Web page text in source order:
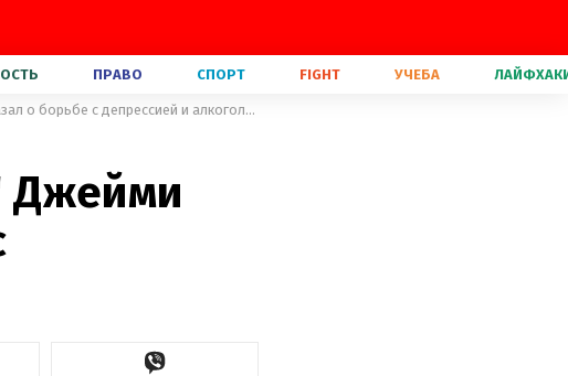
ПРАВО СПОРТ FIGHT УЧЕБА
Звезда "50 оттенков серого" Джейми Дорнан рассказал о борьбе с депрессией и алкоголизмом
Джейми